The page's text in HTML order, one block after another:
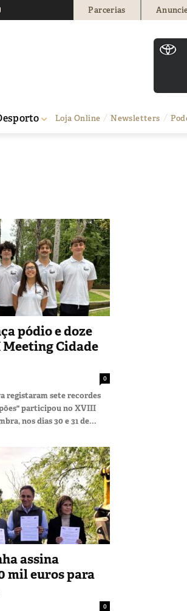
Parcerias
Loja Online Newsletters
pódio e doze
Cidade
0
registaram sete recordes
participou no XVIII
nos dias 30 e 31 de...
assina
mil euros para
0